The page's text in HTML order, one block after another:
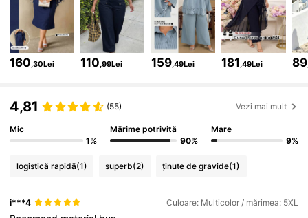
4,81 513K Urmăritori
513K Urmăritori
513K Urmăritori
160,30Lei 110,99Lei 159,49Lei 181,49Lei 89
4,81 (55) Vezi mai mult
Mic
1%
Mărime potrivită
90%
Mare
9%
logistică rapidă(1) superb(2) ținute de gravide(1)
i***4 Culoare: Multicolor / mărimea: 5XL